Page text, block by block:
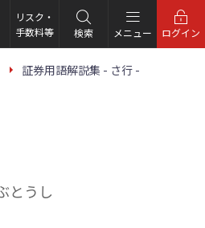
リスク・
手数料等
検索 メニュー ログイン
証券用語解説集 - さ行 -
とうし